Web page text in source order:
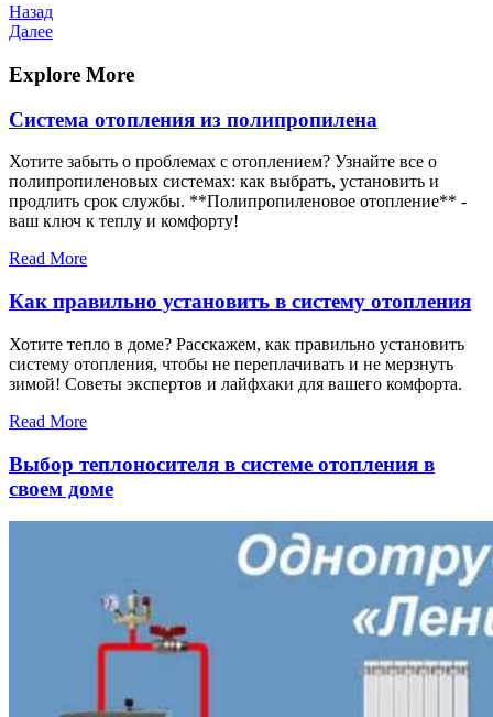
Навигация
по
записям
Предыдущая
запись
Назад
Следующая
Далее
Explore More
Система отопления из полипропилена
Хотите забыть о проблемах с отоплением? Узнайте все о
полипропиленовых системах: как выбрать, установить и
продлить срок службы. **Полипропиленовое отопление** -
ваш ключ к теплу и комфорту!
Read More
Как правильно установить в систему отопления
Хотите тепло в доме? Расскажем, как правильно установить
систему отопления, чтобы не переплачивать и не мерзнуть
зимой! Советы экспертов и лайфхаки для вашего комфорта.
Read More
Выбор теплоносителя в системе отопления в
своем доме